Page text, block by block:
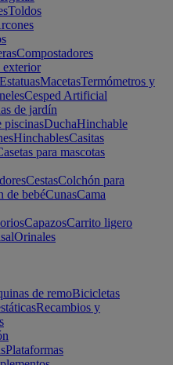
Toldos
Compostadores
exterior
EstatuasMacetasTermómetros y
Cesped Artificial
de jardín
piscinasDuchaHinchable
HinchablesCasitas
para mascotas
CestasColchón para
de bebéCunasCama
CapazosCarrito ligero
Orinales
de remoBicicletas
Recambios y
Plataformas